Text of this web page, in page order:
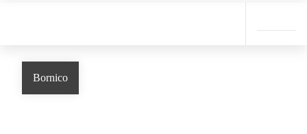
Bornico